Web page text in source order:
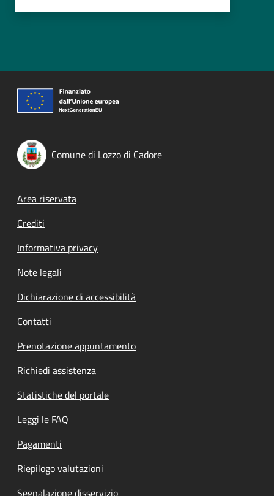
Comune di Lozzo di Cadore
Footer menu
Area riservata
Crediti
Informativa privacy
Note legali
Dichiarazione di accessibilità
Contatti
Prenotazione appuntamento
Richiedi assistenza
Statistiche del portale
Leggi le FAQ
Pagamenti
Riepilogo valutazioni
Segnalazione disservizio